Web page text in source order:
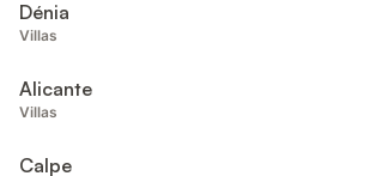
Dénia
Villas
Alicante
Villas
Calpe